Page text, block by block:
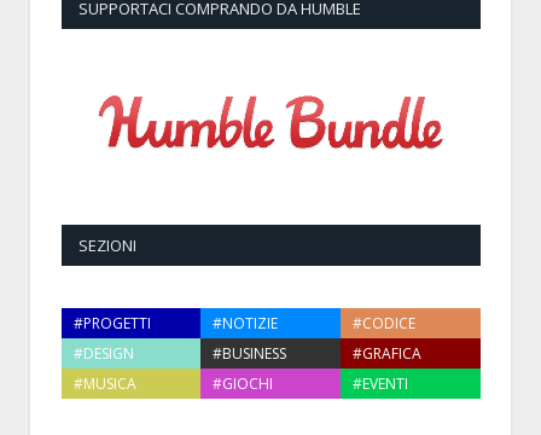
SUPPORTACI COMPRANDO DA HUMBLE
SEZIONI
#PROGETTI #NOTIZIE
#CODICE
#DESIGN
#BUSINESS
#GRAFICA
#MUSICA
#GIOCHI #EVENTI